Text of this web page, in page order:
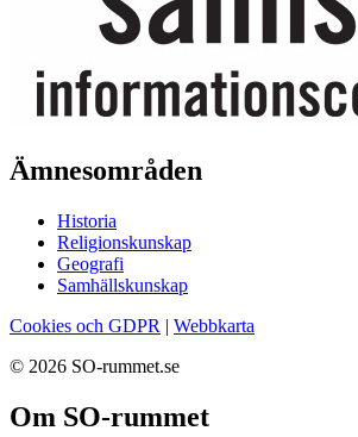
Ämnesområden
Historia
Religionskunskap
Geografi
Samhällskunskap
Cookies och GDPR | Webbkarta
© 2026 SO-rummet.se
Om SO-rummet